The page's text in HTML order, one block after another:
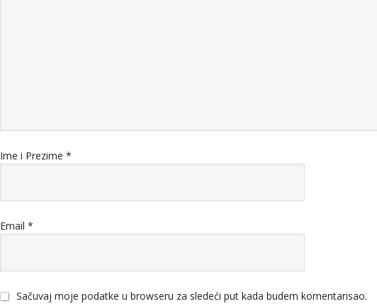
Ime i Prezime *
Email *
Sačuvaj moje podatke u browseru za sledeći put kada budem komentarisao.